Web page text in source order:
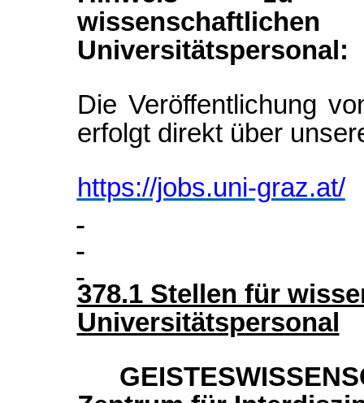
Universitätspersonal:
Die Veröffentlichung
erfolgt direkt über
https://jobs.uni-graz.at/
378.1 Stellen für
Universitätspersonal